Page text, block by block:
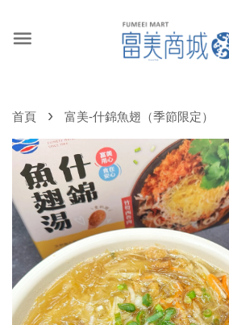
首頁 › 富美-什錦魚翅（季節限定）